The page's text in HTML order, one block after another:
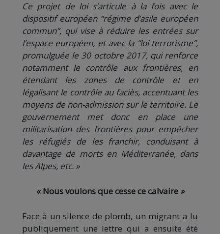
Ce projet de loi s’articule à la fois avec le
dispositif européen “régime d’asile européen
commun”, qui vise à réduire les entrées sur
l’espace européen, et avec la “loi terrorisme”,
promulguée le 30 octobre 2017, qui renforce
notamment le contrôle aux frontières, en
étendant les zones de contrôle et en
légalisant le contrôle au faciès, accentuant les
moyens de non-admission sur le territoire. Le
gouvernement met donc en place une
militarisation des frontières pour empêcher
les réfugiés de les franchir, conduisant à
davantage de morts en Méditerranée, dans
les Alpes, etc. »
« Nous voulons que cesse ce calvaire »
Face à un silence de plomb, un migrant a lu
publiquement une lettre qui a ensuite été